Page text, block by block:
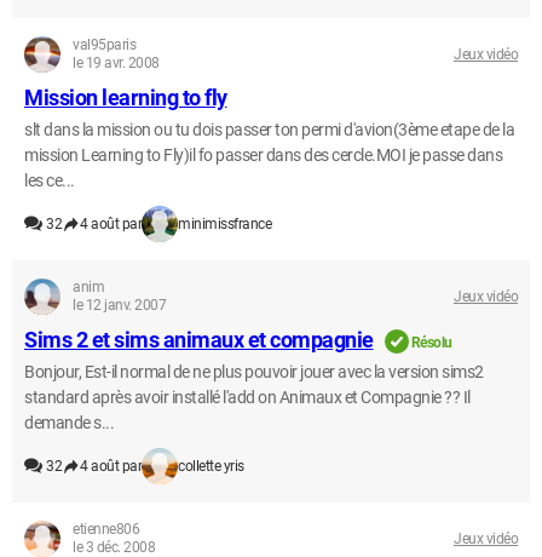
val95paris
le 19 avr. 2008
Jeux vidéo
Mission learning to fly
slt dans la mission ou tu dois passer ton permi d'avion(3ème etape de la
mission Learning to Fly)il fo passer dans des cercle.MOI je passe dans
les ce...
32 4 août par minimissfrance
anim
le 12 janv. 2007
Jeux vidéo
Sims 2 et sims animaux et compagnie Résolu
Bonjour, Est-il normal de ne plus pouvoir jouer avec la version sims2
standard après avoir installé l'add on Animaux et Compagnie ?? Il
demande s...
32 4 août par collette yris
etienne806
le 3 déc. 2008
Jeux vidéo